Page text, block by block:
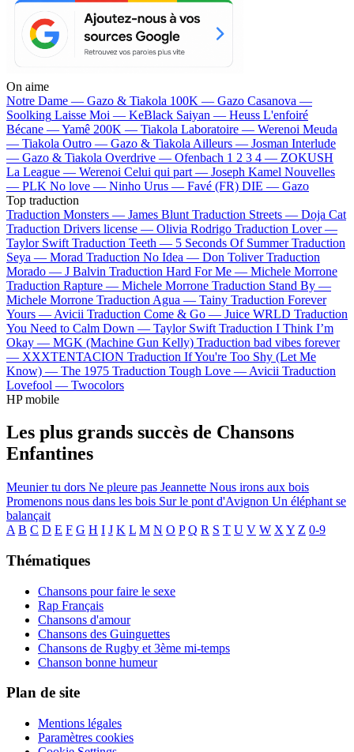
On aime
Notre Dame — Gazo & Tiakola 100K — Gazo Casanova —
Soolking Laisse Moi — KeBlack Saiyan — Heuss L'enfoiré
Bécane —Yamê 200K — Tiakola Laboratoire — Werenoi Meuda
— Tiakola Outro — Gazo & Tiakola Ailleurs — Josman Interlude
— Gazo & Tiakola Overdrive — Ofenbach 1 2 3 4 — ZOKUSH
La League — Werenoi Celui qui part — Joseph Kamel Nouvelles
— PLK No love — Ninho Urus — Favé (FR) DIE — Gazo
Top traduction
Traduction Monsters — James Blunt Traduction Streets — Doja Cat
Traduction Drivers license — Olivia Rodrigo Traduction Lover —
Taylor Swift Traduction Teeth — 5 Seconds Of Summer Traduction
Seya — Morad Traduction No Idea — Don Toliver Traduction
Morado — J Balvin Traduction Hard For Me — Michele Morrone
Traduction Rapture — Michele Morrone Traduction Stand By —
Michele Morrone Traduction Agua — Tainy Traduction Forever
Yours — Avicii Traduction Come & Go — Juice WRLD Traduction
You Need to Calm Down — Taylor Swift Traduction I Think I’m
Okay — MGK (Machine Gun Kelly) Traduction bad vibes forever
— XXXTENTACION Traduction If You're Too Shy (Let Me
Know) — The 1975 Traduction Tough Love — Avicii Traduction
Lovefool — Twocolors
HP mobile
Les plus grands succès de Chansons
Enfantines
Meunier tu dors Ne pleure pas Jeannette Nous irons aux bois
Promenons nous dans les bois Sur le pont d'Avignon Un éléphant se
balançait
A B C D E F G H I J K L M N O P Q R S T U V W X Y Z 0-9
Thématiques
Chansons pour faire le sexe
Rap Français
Chansons d'amour
Chansons des Guinguettes
Chansons de Rugby et 3ème mi-temps
Chanson bonne humeur
Plan de site
Mentions légales
Paramètres cookies